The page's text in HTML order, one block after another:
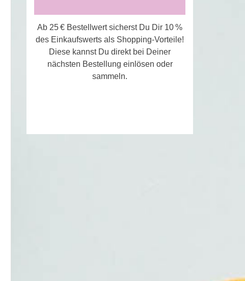
Ab 25 € Bestellwert sicherst Du Dir 10 %
des Einkaufswerts als Shopping-Vorteile!
Diese kannst Du direkt bei Deiner
nächsten Bestellung einlösen oder
sammeln.